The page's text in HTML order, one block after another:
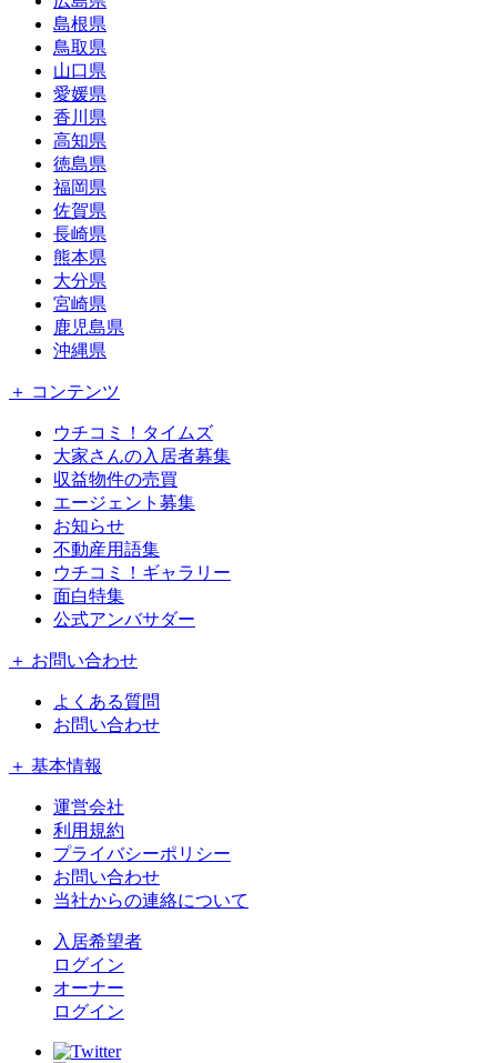
島根県
鳥取県
山口県
愛媛県
香川県
高知県
徳島県
福岡県
佐賀県
長崎県
熊本県
大分県
宮崎県
鹿児島県
沖縄県
＋ コンテンツ
ウチコミ！タイムズ
大家さんの入居者募集
収益物件の売買
エージェント募集
お知らせ
不動産用語集
ウチコミ！ギャラリー
面白特集
公式アンバサダー
＋ お問い合わせ
よくある質問
お問い合わせ
＋ 基本情報
運営会社
利用規約
プライバシーポリシー
お問い合わせ
当社からの連絡について
入居希望者
ログイン
オーナー
ログイン